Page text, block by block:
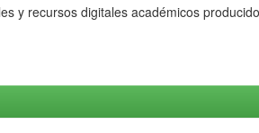
y recursos digitales académicos